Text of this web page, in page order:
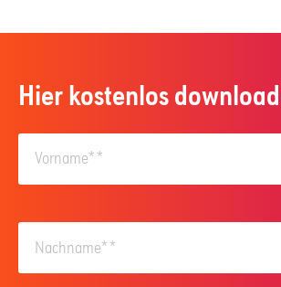
Hier kostenlos